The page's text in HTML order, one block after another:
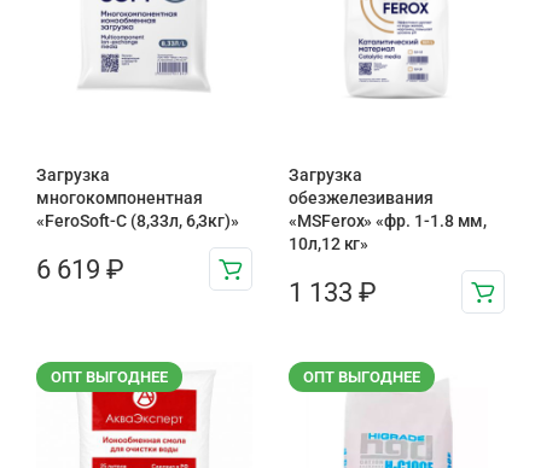
Загрузка
многокомпонентная
«FeroSoft-C (8,33л, 6,3кг)»
6 619 ₽
Загрузка
обезжелезивания
«MSFerox» «фр. 1-1.8 мм,
10л,12 кг»
1 133 ₽
ОПТ ВЫГОДНЕЕ ОПТ ВЫГОДНЕЕ